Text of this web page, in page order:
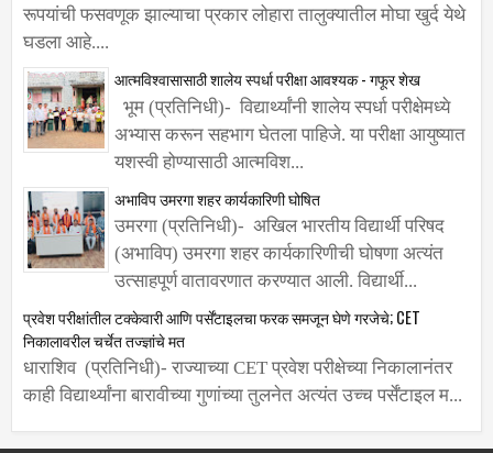
रूपयांची फसवणूक झाल्याचा प्रकार लोहारा तालुक्यातील मोघा खुर्द येथे
घडला आहे....
आत्मविश्वासासाठी शालेय स्पर्धा परीक्षा आवश्यक - गफूर शेख
भूम (प्रतिनिधी)- विद्यार्थ्यांनी शालेय स्पर्धा परीक्षेमध्ये
अभ्यास करून सहभाग घेतला पाहिजे. या परीक्षा आयुष्यात
यशस्वी होण्यासाठी आत्मविश...
अभाविप उमरगा शहर कार्यकारिणी घोषित
उमरगा (प्रतिनिधी)- अखिल भारतीय विद्यार्थी परिषद
(अभाविप) उमरगा शहर कार्यकारिणीची घोषणा अत्यंत
उत्साहपूर्ण वातावरणात करण्यात आली. विद्यार्थी...
प्रवेश परीक्षांतील टक्केवारी आणि पर्सेंटाइलचा फरक समजून घेणे गरजेचे; CET
निकालावरील चर्चेत तज्ज्ञांचे मत
धाराशिव (प्रतिनिधी)- राज्याच्या CET प्रवेश परीक्षेच्या निकालानंतर
काही विद्यार्थ्यांना बारावीच्या गुणांच्या तुलनेत अत्यंत उच्च पर्सेंटाइल म...